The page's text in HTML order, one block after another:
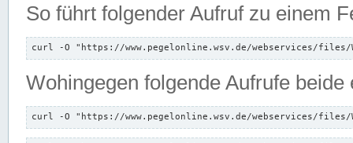
So führt folgender Aufruf zu einem
curl -O "https://www.pegelonline.wsv.de/webservices/files/
Wohingegen folgende Aufrufe beide
curl -O "https://www.pegelonline.wsv.de/webservices/files/